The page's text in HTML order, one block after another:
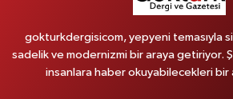
gokturkdergisicom, yepyeni temasıyla
sadelik ve modernizmi bir araya getiriyor.
insanlara haber okuyabilecekleri bir